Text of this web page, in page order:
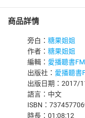
商品詳情
旁白： 糖果姐姐
作者： 糖果姐姐
編輯： 愛播聽書FM
出版社： 愛播聽書
出版日期：2017/
語言：中文
ISBN：
時長：01:08:12